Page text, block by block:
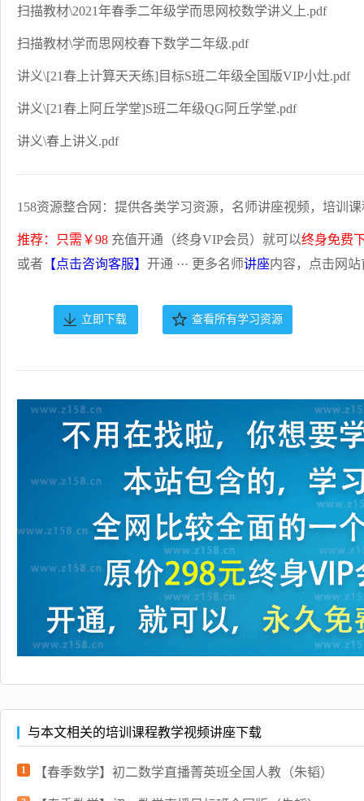
扫描教材\2021年春季二年级学而思网校数学讲义上.pdf
扫描教材\学而思网校春下数学二年级.pdf
讲义\[21春上计算天天练]目标S班二年级全国版VIP小灶.pdf
讲义\[21春上阿丘学堂]S班二年级QG阿丘学堂.pdf
讲义\春上讲义.pdf
158资源整合网：提供各类学习资源，名师讲座视频，培训
推荐：只需￥98 充值开通（终身VIP会员）就可以终身免费
或者 【点击咨询客服】 开通 ··· 更多名师讲座内容，点击网
立即下载 查看所有学习资源
与本文相关的培训课程教学视频讲座下载
1 【春季数学】初二数学直播菁英班全国人教（朱韬）